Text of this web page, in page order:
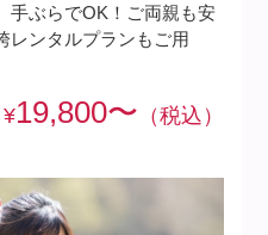
手ぶらでOK！ご両親も安
レンタルプランもご用
¥19,800〜 （税込）